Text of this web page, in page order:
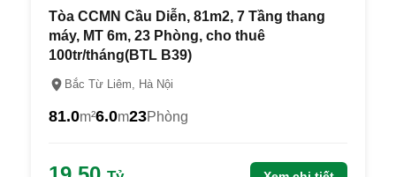
Tòa CCMN Cầu Diễn, 81m2, 7 Tầng thang
máy, MT 6m, 23 Phòng, cho thuê
100tr/tháng(BTL B39)
Bắc Từ Liêm, Hà Nội
81.0m²6.0m23Phòng